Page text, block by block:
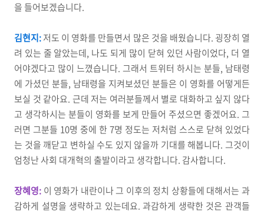
을 들어보겠습니다.
김현지:저도 이 영화를 만들면서 많은 것을 배웠습니다. 굉장히 열
려 있는 줄 알았는데, 나도 되게 많이 닫혀 있던 사람이었다, 더 열
어야겠다고 많이 느꼈습니다. 그래서 트위터 하시는 분들, 남태령
에 가셨던 분들, 남태령을 지켜보셨던 분들은 이 영화를 어떻게든
보실 것 같아요. 근데 저는 여러분들께서 별로 대화하고 싶지 않다
고 생각하시는 분들이 영화를 보게 만들어 주셨으면 좋겠어요. 그
러면 그분들 10명 중에 한 7명 정도는 저처럼 스스로 닫혀 있었다
는 것을 깨닫고 변하실 수도 있지 않을까 기대를 해봅니다. 그것이
엄청난 사회 대개혁의 출발이라고 생각합니다. 감사합니다.
장혜영: 이 영화가 내란이나 그 이후의 정치 상황들에 대해서는 과
감하게 설명을 생략하고 있는데요. 과감하게 생략한 것은 관객들